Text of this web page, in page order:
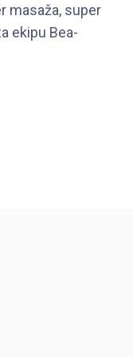
masaža, super
ekipu Bea-